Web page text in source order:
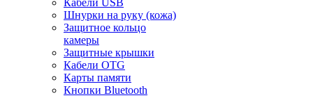
Кабели USB
Шнурки на руку (кожа)
Защитное кольцо
камеры
Защитные крышки
Кабели OTG
Карты памяти
Кнопки Bluetooth